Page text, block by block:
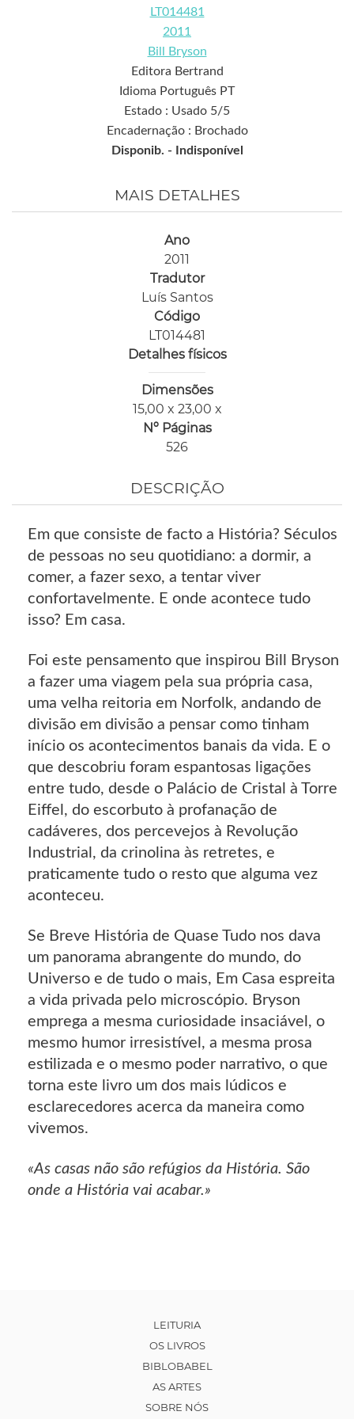
LT014481
2011
Bill Bryson
Editora Bertrand
Idioma Português PT
Estado : Usado 5/5
Encadernação : Brochado
Disponib. -
Indisponível
MAIS DETALHES
Ano
2011
Tradutor
Luís Santos
Código
LT014481
Detalhes físicos
Dimensões
15,00 x 23,00 x
Nº Páginas
526
DESCRIÇÃO
Em que consiste de facto a História? Séculos
de pessoas no seu quotidiano: a dormir, a
comer, a fazer sexo, a tentar viver
confortavelmente. E onde acontece tudo
isso? Em casa.
Foi este pensamento que inspirou Bill Bryson
a fazer uma viagem pela sua própria casa,
uma velha reitoria em Norfolk, andando de
divisão em divisão a pensar como tinham
início os acontecimentos banais da vida. E o
que descobriu foram espantosas ligações
entre tudo, desde o Palácio de Cristal à Torre
Eiffel, do escorbuto à profanação de
cadáveres, dos percevejos à Revolução
Industrial, da crinolina às retretes, e
praticamente tudo o resto que alguma vez
aconteceu.
Se Breve História de Quase Tudo nos dava
um panorama abrangente do mundo, do
Universo e de tudo o mais, Em Casa espreita
a vida privada pelo microscópio. Bryson
emprega a mesma curiosidade insaciável, o
mesmo humor irresistível, a mesma prosa
estilizada e o mesmo poder narrativo, o que
torna este livro um dos mais lúdicos e
esclarecedores acerca da maneira como
vivemos.
«As casas não são refúgios da História. São
onde a História vai acabar.»
LEITURIA
OS LIVROS
BIBLOBABEL
AS ARTES
SOBRE NÓS